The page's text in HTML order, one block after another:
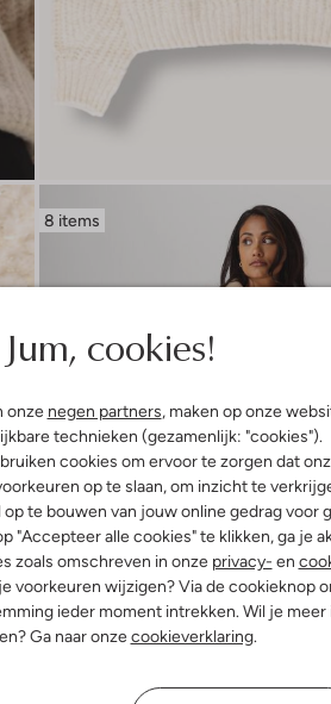
Jum, cookies!
onze negen partners, maken op onze
technieken (gezamenlijk: "cookies").
cookies om ervoor te zorgen dat
op te slaan, om inzicht te
op te bouwen van jouw online gedrag voor
"Accepteer alle cookies" te klikken, ga je
zoals omschreven in onze privacy- en
voorkeuren wijzigen? Via de cookieknop
ieder moment intrekken. Wil je
Ga naar onzecookieverklaring.
8 items